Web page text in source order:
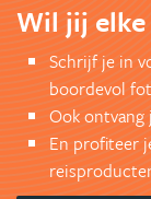
Wil jij
Schrijf je in
boordevol
Ook ontvang
En profiteer